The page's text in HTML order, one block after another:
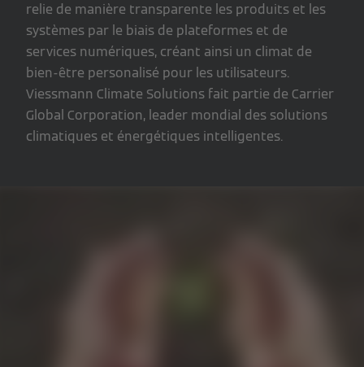
relie de manière transparente les produits et les
systèmes par le biais de plateformes et de
services numériques, créant ainsi un climat de
bien-être personalisé pour les utilisateurs.
Viessmann Climate Solutions fait partie de Carrier
Global Corporation, leader mondial des solutions
climatiques et énergétiques intelligentes.